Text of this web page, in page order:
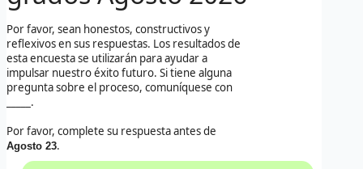
Por favor, sean honestos, constructivos y
reflexivos en sus respuestas. Los resultados de
esta encuesta se utilizarán para ayudar a
impulsar nuestro éxito futuro. Si tiene alguna
pregunta sobre el proceso, comuníquese con
_____.
Por favor, complete su respuesta antes de
Agosto 23.